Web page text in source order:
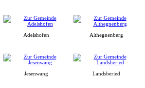
Adelshofen Althegnenberg
Jesenwang Landsberied